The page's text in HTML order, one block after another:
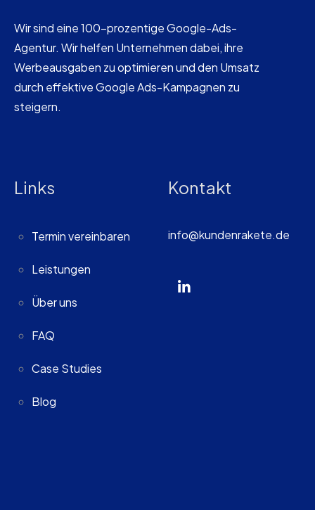
Wir sind eine 100-prozentige Google-Ads-
Agentur. Wir helfen Unternehmen dabei, ihre
Werbeausgaben zu optimieren und den Umsatz
durch effektive Google Ads-Kampagnen zu
steigern.
Links
Termin vereinbaren
Leistungen
Über uns
FAQ
Case Studies
Blog
Kontakt
info@kundenrakete.de